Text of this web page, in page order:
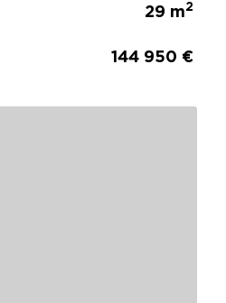
29 m2
144 950 €